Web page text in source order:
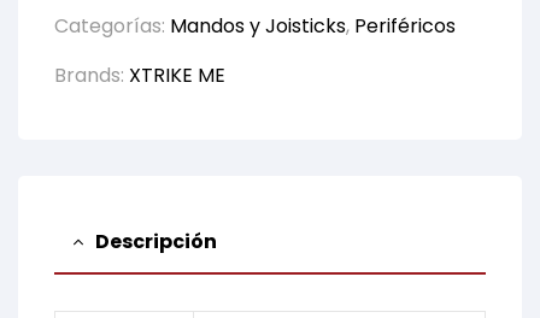
Categorías: Mandos y Joisticks, Periféricos
Brands: XTRIKE ME
Descripción